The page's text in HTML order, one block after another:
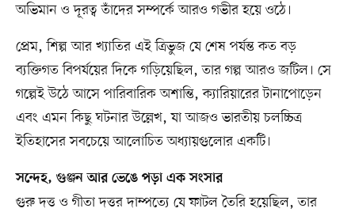
অভিমান ও দূরত্ব তাঁদের সম্পর্কে আরও গভীর হয়ে ওঠে।
প্রেম, শিল্প আর খ্যাতির এই ত্রিভুজ যে শেষ পর্যন্ত কত বড়
ব্যক্তিগত বিপর্যয়ের দিকে গড়িয়েছিল, তার গল্প আরও জটিল। সে
গল্পেই উঠে আসে পারিবারিক অশান্তি, ক্যারিয়ারের টানাপোড়েন
এবং এমন কিছু ঘটনার উল্লেখ, যা আজও ভারতীয় চলচ্চিত্র
ইতিহাসের সবচেয়ে আলোচিত অধ্যায়গুলোর একটি।
সন্দেহ, গুঞ্জন আর ভেঙে পড়া এক সংসার
গুরু দত্ত ও গীতা দত্তর দাম্পত্যে যে ফাটল তৈরি হয়েছিল, তার